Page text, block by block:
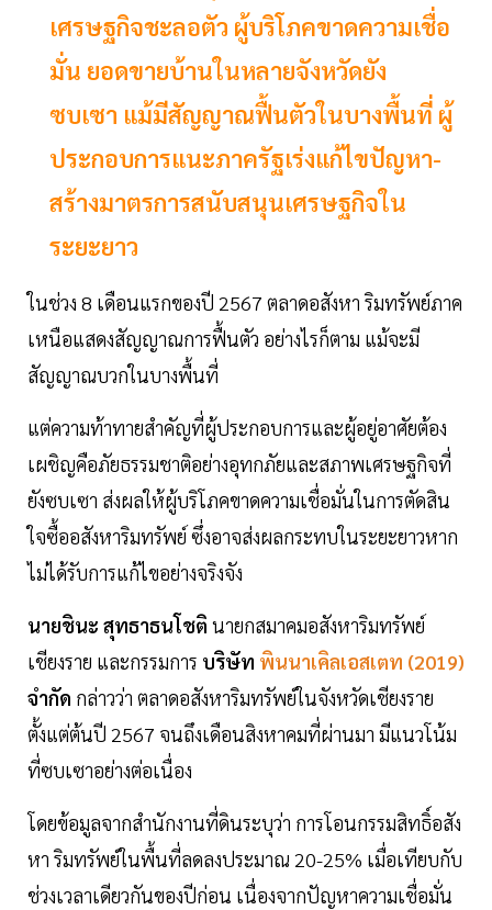
เศรษฐกิจชะลอตัว ผู้บริโภคขาดความเชื่อ
มั่น ยอดขายบ้านในหลายจังหวัดยัง
ซบเซา แม้มีสัญญาณฟื้นตัวในบางพื้นที่ ผู้
ประกอบการแนะภาครัฐเร่งแก้ไขปัญหา-
สร้างมาตรการสนับสนุนเศรษฐกิจใน
ระยะยาว
ในช่วง 8 เดือนแรกของปี 2567 ตลาดอสังหา ริมทรัพย์ภาค
เหนือแสดงสัญญาณการฟื้นตัว อย่างไรก็ตาม แม้จะมี
สัญญาณบวกในบางพื้นที่
แต่ความท้าทายสำคัญที่ผู้ประกอบการและผู้อยู่อาศัยต้อง
เผชิญคือภัยธรรมชาติอย่างอุทกภัยและสภาพเศรษฐกิจที่
ยังซบเซา ส่งผลให้ผู้บริโภคขาดความเชื่อมั่นในการตัดสิน
ใจซื้ออสังหาริมทรัพย์ ซึ่งอาจส่งผลกระทบในระยะยาวหาก
ไม่ได้รับการแก้ไขอย่างจริงจัง
นายชินะ สุทธาธนโชติ นายกสมาคมอสังหาริมทรัพย์
เชียงราย และกรรมการ บริษัท พินนาเคิลเอสเตท (2019)
จำกัด กล่าวว่า ตลาดอสังหาริมทรัพย์ในจังหวัดเชียงราย
ตั้งแต่ต้นปี 2567 จนถึงเดือนสิงหาคมที่ผ่านมา มีแนวโน้ม
ที่ซบเซาอย่างต่อเนื่อง
โดยข้อมูลจากสำนักงานที่ดินระบุว่า การโอนกรรมสิทธิ์อสัง
หา ริมทรัพย์ในพื้นที่ลดลงประมาณ 20-25% เมื่อเทียบกับ
ช่วงเวลาเดียวกันของปีก่อน เนื่องจากปัญหาความเชื่อมั่น